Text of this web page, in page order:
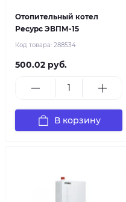
Отопительный котел
Ресурс ЭВПМ-15
Код товара: 288534
500.02 руб.
В корзину